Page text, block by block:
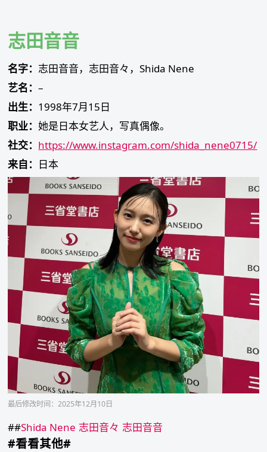
content
志田音音
名字： 志田音音，志田音々，Shida Nene
艺名：–
出生： 1998年7月15日
职业：她是日本女艺人，写真偶像。
社交： https://www.instagram.com/shida_nene0715/
来自： 日本
最后修改时间：2025年12月10日
##Shida Nene 志田音々 志田音音
#看看其他#